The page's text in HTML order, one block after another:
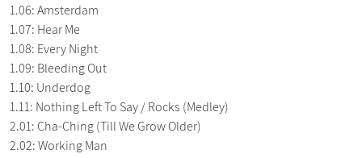
1.06: Amsterdam
1.07: Hear Me
1.08: Every Night
1.09: Bleeding Out
1.10: Underdog
1.11: Nothing Left To Say / Rocks (Medley)
2.01: Cha-Ching (Till We Grow Older)
2.02: Working Man